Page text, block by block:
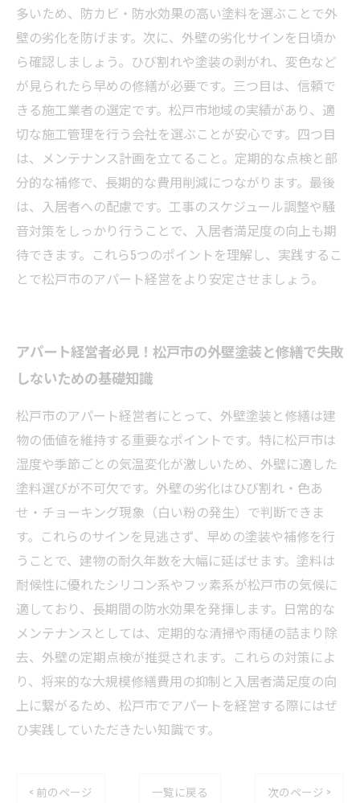
多いため、防カビ・防水効果の高い塗料を選ぶことで外
壁の劣化を防げます。次に、外壁の劣化サインを日頃か
ら確認しましょう。ひび割れや塗装の剥がれ、変色など
が見られたら早めの修繕が必要です。三つ目は、信頼で
きる施工業者の選定です。松戸市地域の実績があり、適
切な施工管理を行う会社を選ぶことが安心です。四つ目
は、メンテナンス計画を立てること。定期的な点検と部
分的な補修で、長期的な費用削減につながります。最後
は、入居者への配慮です。工事のスケジュール調整や騒
音対策をしっかり行うことで、入居者満足度の向上も期
待できます。これら5つのポイントを理解し、実践するこ
とで松戸市のアパート経営をより安定させましょう。
アパート経営者必見！松戸市の外壁塗装と修繕で失敗
しないための基礎知識
松戸市のアパート経営者にとって、外壁塗装と修繕は建
物の価値を維持する重要なポイントです。特に松戸市は
湿度や季節ごとの気温変化が激しいため、外壁に適した
塗料選びが不可欠です。外壁の劣化はひび割れ・色あ
せ・チョーキング現象（白い粉の発生）で判断できま
す。これらのサインを見逃さず、早めの塗装や補修を行
うことで、建物の耐久年数を大幅に延ばせます。塗料は
耐候性に優れたシリコン系やフッ素系が松戸市の気候に
適しており、長期間の防水効果を発揮します。日常的な
メンテナンスとしては、定期的な清掃や雨樋の詰まり除
去、外壁の定期点検が推奨されます。これらの対策によ
り、将来的な大規模修繕費用の抑制と入居者満足度の向
上に繋がるため、松戸市でアパートを経営する際にはぜ
ひ実践していただきたい知識です。
< 前のページ 一覧に戻る 次のページ >